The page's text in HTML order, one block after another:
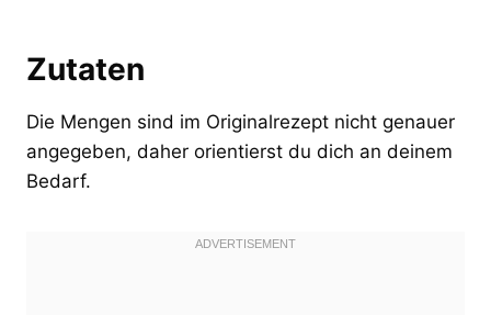
Zutaten
Die Mengen sind im Originalrezept nicht genauer
angegeben, daher orientierst du dich an deinem
Bedarf.